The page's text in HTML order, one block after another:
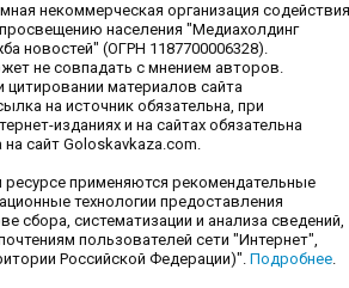
некоммерческая организация содействия
населения "Медиахолдинг
новостей" (ОГРН 1187700006328).
не совпадать с мнением авторов.
цитировании материалов сайта
на источник обязательна, при
изданиях и на сайтах обязательна
сайт Goloskavkaza.com.
применяются рекомендательные
технологии предоставления
сбора, систематизации и анализа сведений,
пользователей сети "Интернет",
Российской Федерации)". Подробнее.